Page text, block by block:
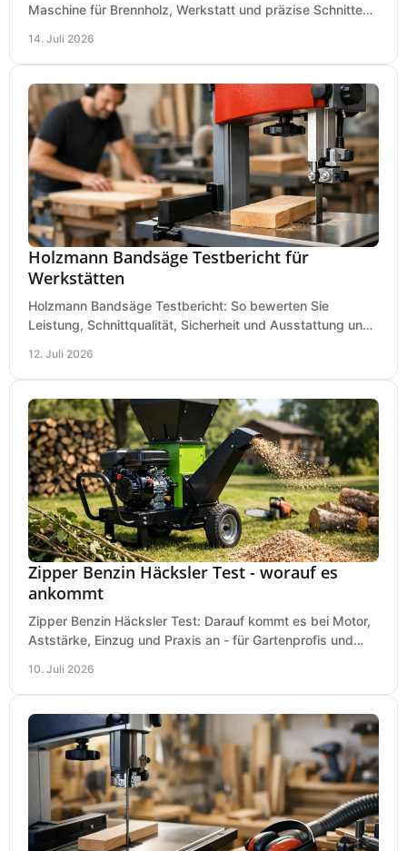
Maschine für Brennholz, Werkstatt und präzise Schnitte
14. Juli 2026
Holzmann Bandsäge Testbericht für
Werkstätten
Holzmann Bandsäge Testbericht: So bewerten Sie
Leistung, Schnittqualität, Sicherheit und Ausstattung und
12. Juli 2026
Zipper Benzin Häcksler Test - worauf es
ankommt
Zipper Benzin Häcksler Test: Darauf kommt es bei Motor,
Aststärke, Einzug und Praxis an - für Gartenprofis und
10. Juli 2026